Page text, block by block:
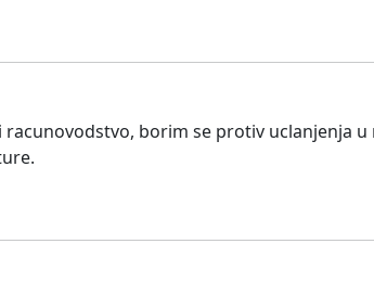
borim se protiv uclanjenja